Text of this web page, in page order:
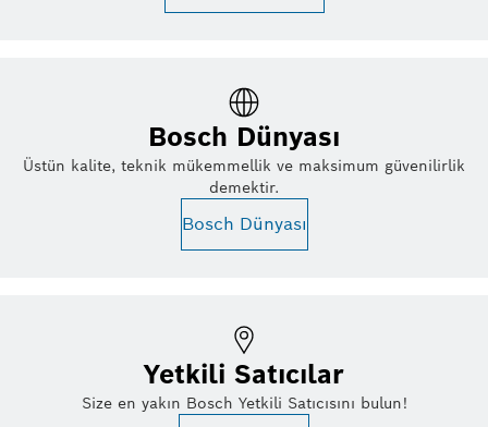
Bosch Dünyası
Üstün kalite, teknik mükemmellik ve maksimum güvenilirlik
demektir.
Bosch Dünyası
Yetkili Satıcılar
Size en yakın Bosch Yetkili Satıcısını bulun!